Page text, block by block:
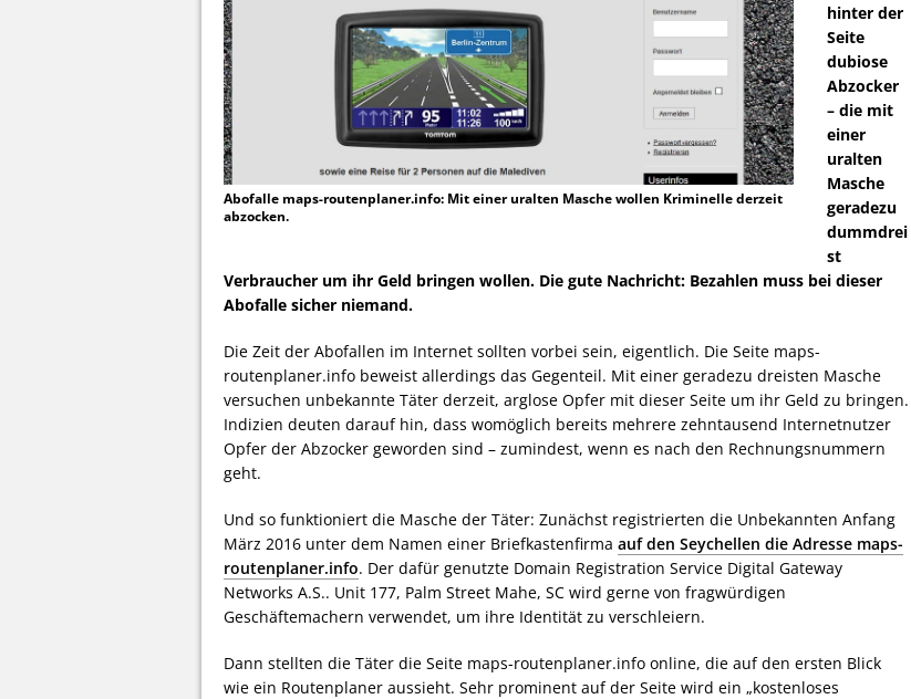
Abofalle maps-routenplaner.info: Mit einer uralten Masche wollen Kriminelle derzeit
abzocken.
hinter der
Seite
dubiose
Abzocker
– die mit
einer
uralten
Masche
geradezu
dummdrei
st
Verbraucher um ihr Geld bringen wollen. Die gute Nachricht: Bezahlen muss bei dieser
Abofalle sicher niemand.
Die Zeit der Abofallen im Internet sollten vorbei sein, eigentlich. Die Seite maps-
routenplaner.info beweist allerdings das Gegenteil. Mit einer geradezu dreisten Masche
versuchen unbekannte Täter derzeit, arglose Opfer mit dieser Seite um ihr Geld zu bringen.
Indizien deuten darauf hin, dass womöglich bereits mehrere zehntausend Internetnutzer
Opfer der Abzocker geworden sind – zumindest, wenn es nach den Rechnungsnummern
geht.
Und so funktioniert die Masche der Täter: Zunächst registrierten die Unbekannten Anfang
März 2016 unter dem Namen einer Briefkastenfirma auf den Seychellen die Adresse maps-
routenplaner.info. Der dafür genutzte Domain Registration Service Digital Gateway
Networks A.S.. Unit 177, Palm Street Mahe, SC wird gerne von fragwürdigen
Geschäftemachern verwendet, um ihre Identität zu verschleiern.
Dann stellten die Täter die Seite maps-routenplaner.info online, die auf den ersten Blick
wie ein Routenplaner aussieht. Sehr prominent auf der Seite wird ein „kostenloses